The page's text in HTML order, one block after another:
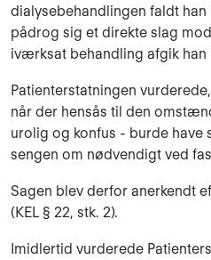
dialysebehandlingen faldt han
pådrog sig et direkte slag
iværksat behandling afgik han
Patienterstatningen
når der hensås til den
urolig og konfus - burde have
sengen om nødvendigt ved
Sagen blev derfor anerkendt
(KEL § 22, stk. 2).
Imidlertid vurderede